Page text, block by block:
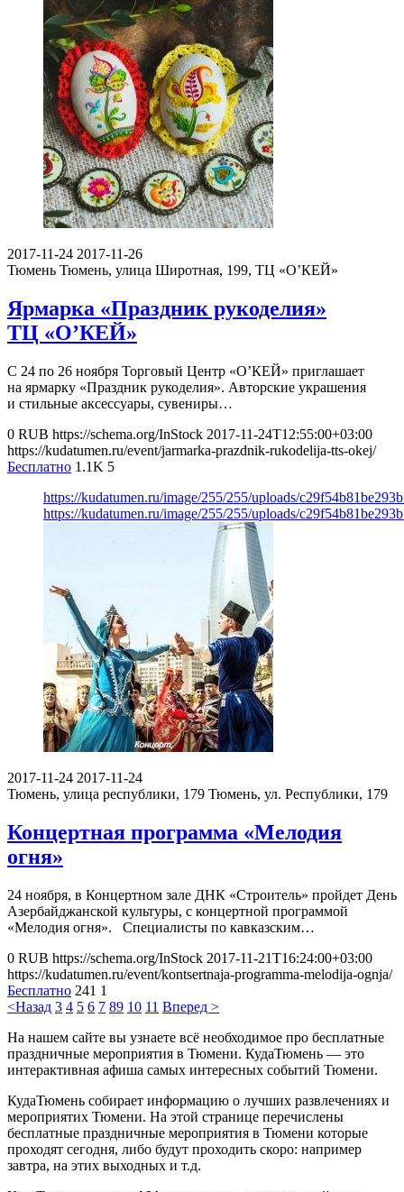
2017-11-24 2017-11-26
Тюмень Тюмень, улица Широтная, 199, ТЦ «О’КЕЙ»
Ярмарка «Праздник рукоделия»
ТЦ «О’КЕЙ»
С 24 по 26 ноября Торговый Центр «О’КЕЙ» приглашает
на ярмарку «Праздник рукоделия». Авторские украшения
и стильные аксессуары, сувениры…
0 RUB https://schema.org/InStock 2017-11-24T12:55:00+03:00
https://kudatumen.ru/event/jarmarka-prazdnik-rukodelija-tts-okej/
Бесплатно 1.1K 5
https://kudatumen.ru/image/255/255/uploads/
https://kudatumen.ru/image/255/255/uploads/
2017-11-24 2017-11-24
Тюмень, улица республики, 179 Тюмень, ул. Республики, 179
Концертная программа «Мелодия
огня»
24 ноября, в Концертном зале ДНК «Строитель» пройдет День
Азербайджанской культуры, с концертной программой
«Мелодия огня». Специалисты по кавказским…
0 RUB https://schema.org/InStock 2017-11-21T16:24:00+03:00
https://kudatumen.ru/event/kontsertnaja-programma-melodija-ognja/
Бесплатно 241 1
<Назад 3 4 5 6 7 89 10 11 Вперед >
На нашем сайте вы узнаете всё необходимое про бесплатные
праздничные мероприятия в Тюмени. КудаТюмень — это
интерактивная афиша самых интересных событий Тюмени.
КудаТюмень собирает информацию о лучших развлечениях и
мероприятих Тюмени. На этой странице перечислены
бесплатные праздничные мероприятия в Тюмени которые
проходят сегодня, либо будут проходить скоро: например
завтра, на этих выходных и т.д.